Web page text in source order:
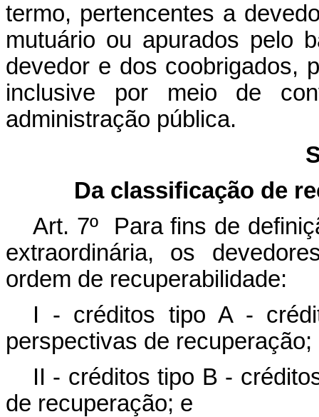
termo, pertencentes a
mutuário ou apurados pelo
devedor e dos coobrigados,
inclusive por meio de
administração pública.
Da classificação de
Art. 7º Para fins de
extraordinária, os
ordem de recuperabilidade:
I - créditos tipo A -
perspectivas de recuperação;
II - créditos tipo B -
de recuperação; e